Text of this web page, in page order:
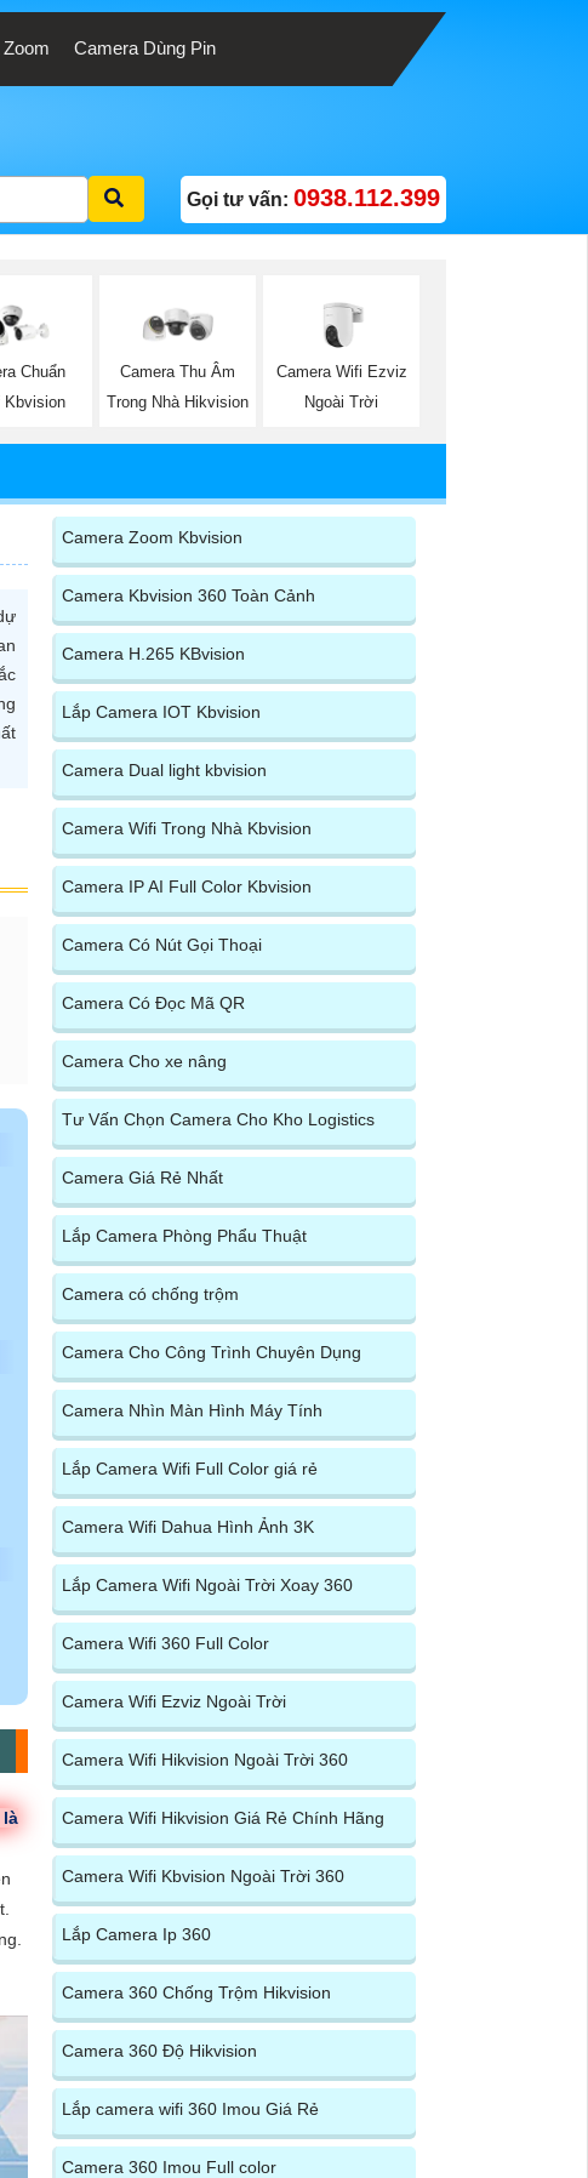
Camera Dùng Pin
Gọi tư vấn: 0938.112.399
Chuẩn
Kbvision
Camera Thu Âm
Trong Nhà Hikvision
Camera Wifi Ezviz
Ngoài Trời
là
Camera Zoom Kbvision
Camera Kbvision 360 Toàn Cảnh
Camera H.265 KBvision
Lắp Camera IOT Kbvision
Camera Dual light kbvision
Camera Wifi Trong Nhà Kbvision
Camera IP AI Full Color Kbvision
Camera Có Nút Gọi Thoại
Camera Có Đọc Mã QR
Camera Cho xe nâng
Tư Vấn Chọn Camera Cho Kho Logistics
Camera Giá Rẻ Nhất
Lắp Camera Phòng Phẩu Thuật
Camera có chống trộm
Camera Cho Công Trình Chuyên Dụng
Camera Nhìn Màn Hình Máy Tính
Lắp Camera Wifi Full Color giá rẻ
Camera Wifi Dahua Hình Ảnh 3K
Lắp Camera Wifi Ngoài Trời Xoay 360
Camera Wifi 360 Full Color
Camera Wifi Ezviz Ngoài Trời
Camera Wifi Hikvision Ngoài Trời 360
Camera Wifi Hikvision Giá Rẻ Chính Hãng
Camera Wifi Kbvision Ngoài Trời 360
Lắp Camera Ip 360
Camera 360 Chống Trộm Hikvision
Camera 360 Độ Hikvision
Lắp camera wifi 360 Imou Giá Rẻ
Camera 360 Imou Full color